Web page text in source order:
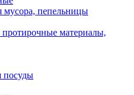
мусора, пепельницы
материалы,
посуды